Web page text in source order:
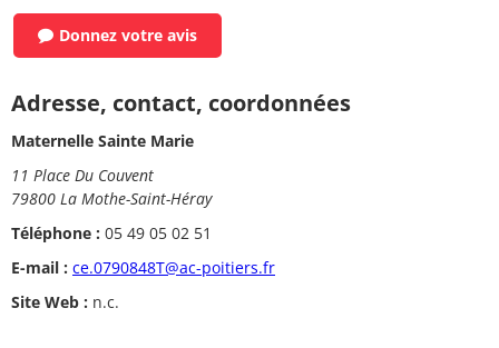
Donnez votre avis
Adresse, contact, coordonnées
Maternelle Sainte Marie
11 Place Du Couvent
79800 La Mothe-Saint-Héray
Téléphone : 05 49 05 02 51
E-mail : ce.0790848T@ac-poitiers.fr
Site Web : n.c.